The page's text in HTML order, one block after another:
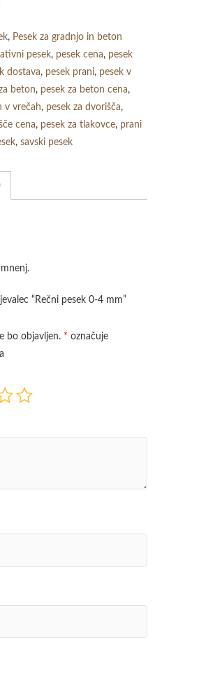
, Pesek za gradnjo in beton
pesek, pesek cena, pesek
dostava, pesek prani, pesek v
beton, pesek za beton cena,
v vrečah, pesek za dvorišča,
cena, pesek za tlakovce, prani
, savski pesek
“Rečni pesek 0-4 mm”
bo objavljen. * označuje